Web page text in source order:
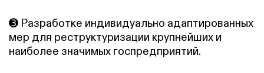
➌ Разработке индивидуально адаптированных
мер для реструктуризации крупнейших и
наиболее значимых госпредприятий.